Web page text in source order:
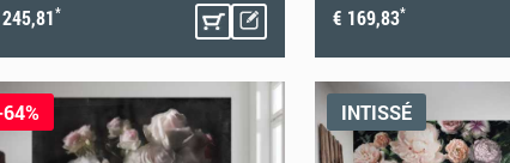
*
€ 169,83*
INTISSÉ